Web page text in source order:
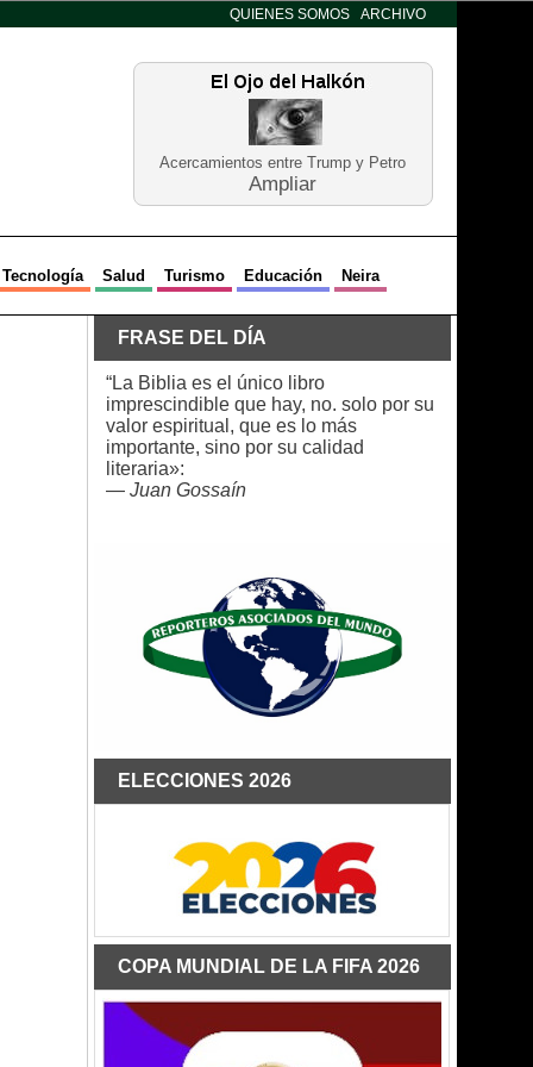
QUIENES SOMOS ARCHIVO
Acercamientos entre Trump y Petro
Ampliar
Tecnología Salud Turismo Educación Neira
FRASE DEL DÍA
“La Biblia es el único libro
imprescindible que hay, no. solo por su
valor espiritual, que es lo más
importante, sino por su calidad
literaria»:
— Juan Gossaín
ELECCIONES 2026
COPA MUNDIAL DE LA FIFA 2026